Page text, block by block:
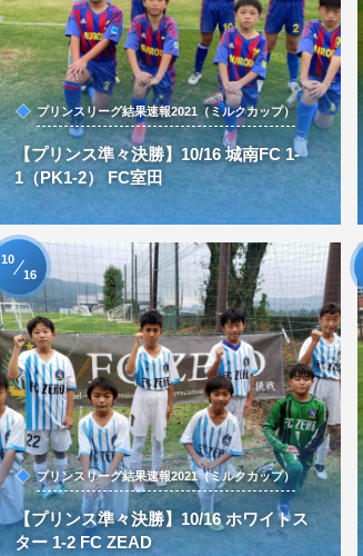
プリンスリーグ結果速報2021（ミルクカップ）
【プリンス準々決勝】10/16 城南FC 1-
1（PK1-2） FC室田
プリンスリーグ結果速報2021（ミルクカップ）
【プリンス準々決勝】10/16 ホワイトス
ター 1-2 FC ZEAD
10
16